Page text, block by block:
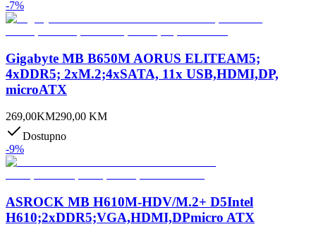
-7%
Gigabyte MB B650M AORUS ELITEAM5;
4xDDR5; 2xM.2;4xSATA, 11x USB,HDMI,DP,
microATX
269,00KM290,00 KM
Dostupno
-9%
ASROCK MB H610M-HDV/M.2+ D5Intel
H610;2xDDR5;VGA,HDMI,DPmicro ATX